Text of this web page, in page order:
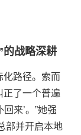
的战略深耕
化路径。索而
正了一个普遍
回来’。”她强
部并开启本地